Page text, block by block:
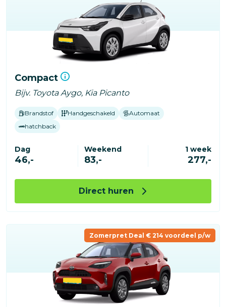
Compact
Bijv. Toyota Aygo, Kia Picanto
Brandstof Handgeschakeld
Automaat
hatchback
Dag
46,-
Weekend
83,-
1 week
277,-
Direct huren
Zomerpret Deal € 214 voordeel p/w